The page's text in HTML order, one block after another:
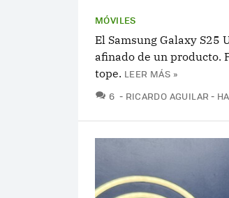
MÓVILES
El Samsung Galaxy S25
afinado de un producto.
tope. LEER MÁS »
6 COMENTARIOS
RICARDO AGUILAR